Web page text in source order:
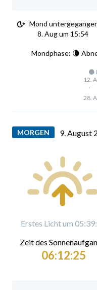
Mond
8. Aug um 15:54
Mondphase: 🌘
🌑
12.
·
28.
MORGEN 9. August
Erstes Licht um
Zeit des
06:12:25